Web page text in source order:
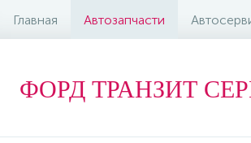
Главная Автозапчасти
ФОРД ТРАНЗИТ